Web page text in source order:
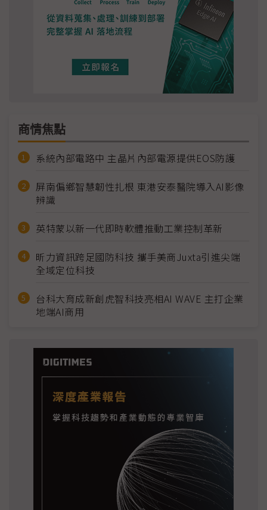
商情焦點
系統內部電路中 主晶片內部電源提供EOS防護
屏南偏鄉智慧韌性扎根 東港安泰醫院導入AI影像
辨識
英特蒙以新一代即時軟體推動工業控制革新
昕力資訊跨足國防科技 攜手美商Juxta引進尖端
全域定位科技
台科大育成新創虎智科技亮相AI WAVE 主打企業
地端AI商用